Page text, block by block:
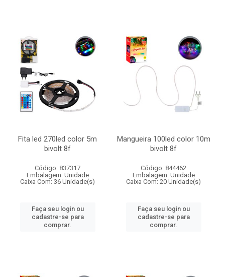
Fita led 270led color 5m
bivolt 8f
Código: 837317
Embalagem: Unidade
Caixa Com: 36 Unidade(s)
Faça seu login ou
cadastre-se para
comprar.
Mangueira 100led color 10m
bivolt 8f
Código: 844462
Embalagem: Unidade
Caixa Com: 20 Unidade(s)
Faça seu login ou
cadastre-se para
comprar.